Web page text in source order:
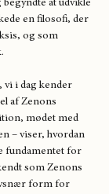
at udvikle
en filosofi, der
og som
vi i dag kender
af Zenons
mødet med
– viser, hvordan
fundamentet for
som Zenons
form for